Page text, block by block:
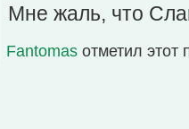
Мне жаль, что
Fantomas отметил этот